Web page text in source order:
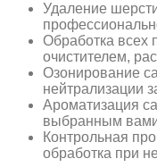
Удаление
Обработка всех
очистителем,
Озонирование
нейтрализации
Ароматизация
выбранным
Контрольная
обработка при